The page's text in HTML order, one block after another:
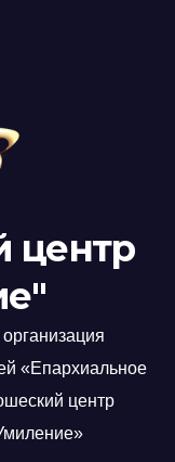
центр
«Епархиальное
центр